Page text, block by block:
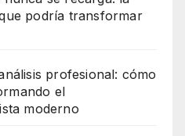
podría transformar
profesional: cómo
el
moderno